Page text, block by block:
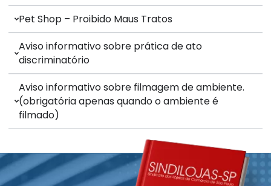
Pet Shop – Proibido Maus Tratos
Aviso informativo sobre prática de ato
discriminatório
Aviso informativo sobre filmagem de ambiente.
(obrigatória apenas quando o ambiente é
filmado)